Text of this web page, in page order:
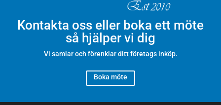
Kontakta oss eller boka ett möte
så hjälper vi dig
Vi samlar och förenklar ditt företags inköp.
Boka möte